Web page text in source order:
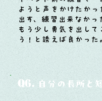
ようと声をかけたかっ
出す、練習出来なかっ
もう少し勇気を出して
う！と誘えば良かった
Q6. 自分の長所と